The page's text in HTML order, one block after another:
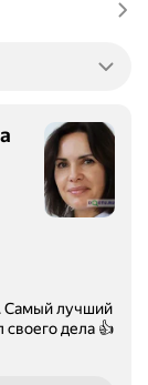
Самый лучший
своего дела 👍